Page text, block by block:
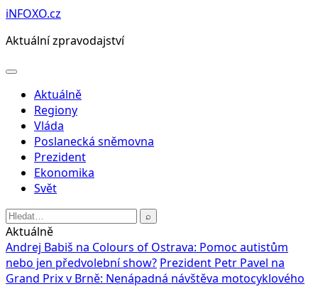
Přeskočit
obsah
iNFOXO.cz
Aktuální zpravodajství
Otevřít
Aktuálně
Regiony
Vláda
Poslanecká sněmovna
Prezident
Ekonomika
Svět
Hledat:
⌕
Aktuálně
Andrej Babiš na Colours of Ostrava: Pomoc autistům
nebo jen předvolební show? Prezident Petr Pavel na
Grand Prix v Brně: Nenápadná návštěva motocyklového